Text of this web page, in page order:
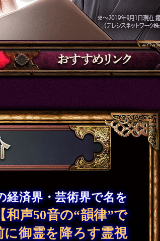
経済界・芸術界で名を
【和声50音の“韻律”で
に御霊を降ろす霊視